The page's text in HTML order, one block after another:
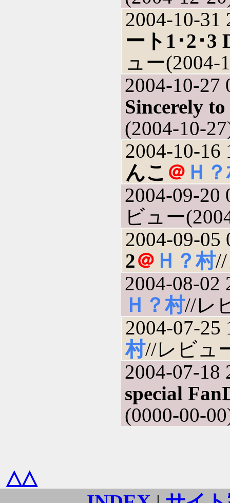
2004-10-31
ート1･2･3
ュー(2004-
2004-10-27
Sincerely
(2004-10-
2004-10-16
んこ ＠ Ｈ
2004-09-20
ビュー
2004-09-05
2＠ Ｈ？村
2004-08-02
Ｈ？村//レ
2004-07-25
村//レビュ
2004-07-18
special
(0000-00-
△△